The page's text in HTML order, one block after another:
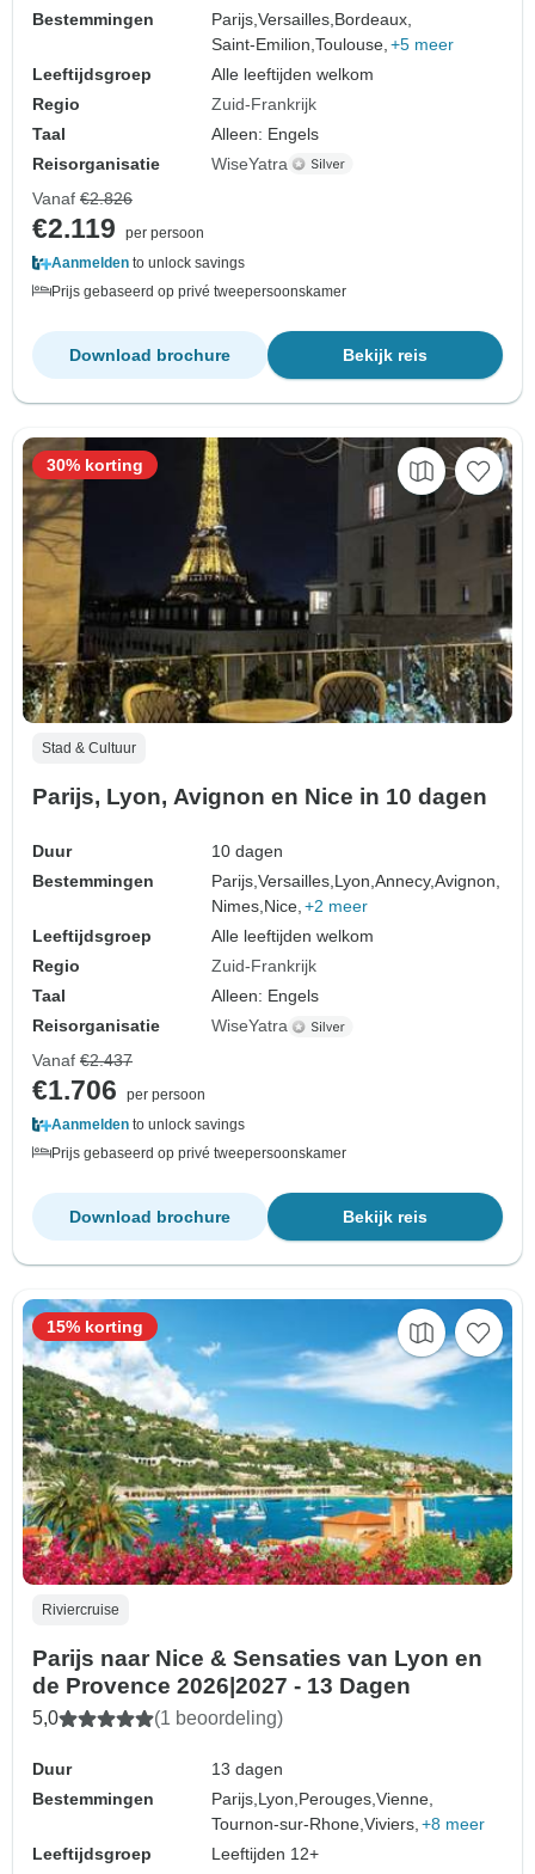
Bestemmingen
Parijs,Versailles, Bordeaux,
Saint-Emilion,Toulouse, +5 meer
Leeftijdsgroep
Alle leeftijden welkom
Regio
Zuid-Frankrijk
Taal
Alleen: Engels
Reisorganisatie
WiseYatra
Vanaf €2.826
€2.119
per persoon
Aanmelden to unlock savings
Prijs gebaseerd op privé tweepersoonskamer
Bekijk reis
Download brochure
Stad & Cultuur
Parijs, Lyon, Avignon en Nice in 10 dagen
Duur
10 dagen
Bestemmingen
Parijs,Versailles, Lyon,Annecy,Avignon,
Nimes, Nice, +2 meer
Leeftijdsgroep
Alle leeftijden welkom
Regio
Zuid-Frankrijk
Taal
Alleen: Engels
Reisorganisatie
WiseYatra
30% korting
Vanaf €2.437
€1.706
per persoon
Aanmelden to unlock savings
Prijs gebaseerd op privé tweepersoonskamer
Bekijk reis
Download brochure
Riviercruise
Parijs naar Nice & Sensaties van Lyon en
de Provence 2026|2027 - 13 Dagen
5,0 (1 beoordeling)
Duur
13 dagen
Bestemmingen
Parijs, Lyon, Perouges,Vienne,
Tournon-sur-Rhone,Viviers, +8 meer
Leeftijdsgroep
Leeftijden 12+
15% korting